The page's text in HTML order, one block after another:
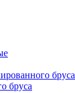
бруса
бруса